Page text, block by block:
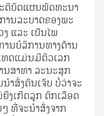
ຕິບັດແຜນພັດທະນາ
ານລະບາດຂອງພະ
ງ ແລະ ເປັນໄພ
ານບໍລິການທາງດ້ານ
ທດແມ່ນມີຕົວເລກ
ນສາທາ ລະນະສຸກ
ຳສົ່ງຄົນເຈັບ ບໍ່ວ່າຈະ
ງເກີດລູກ ຕົກເລືອດ
ທີ່ຈະນຳສົ່ງຈາກ